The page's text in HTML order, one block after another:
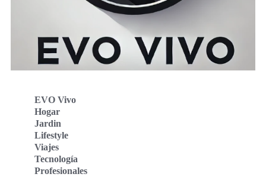
EVO Vivo
Hogar
Jardin
Lifestyle
Viajes
Tecnología
Profesionales